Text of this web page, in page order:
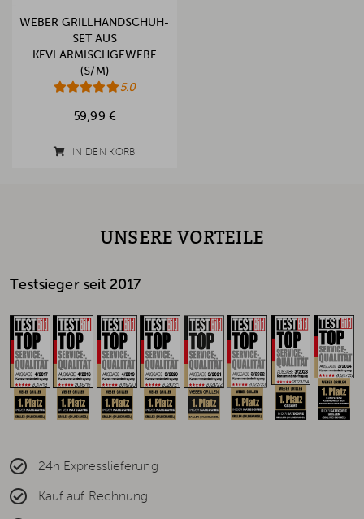
WEBER GRILLHANDSCHUH-
SET AUS
KEVLARMISCHGEWEBE
(S/M)
5.0
59,99 €
IN DEN KORB
UNSERE VORTEILE
Testsieger seit 2017
24h Expresslieferung
Kauf auf Rechnung